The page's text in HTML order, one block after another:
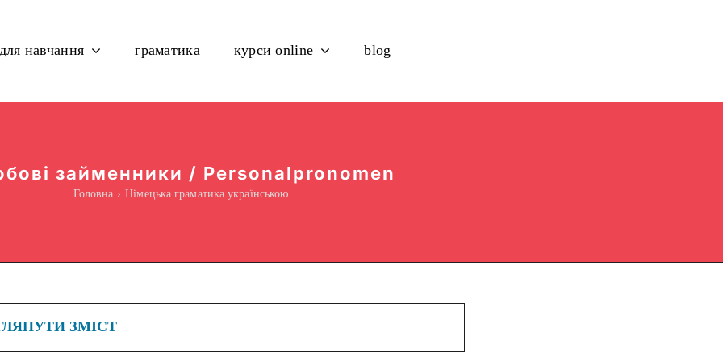
навчання граматика курси online blog
займенники / Personalpronomen
Головна Німецька граматика українською
ЗМІСТ